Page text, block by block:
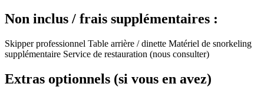
Non inclus / frais supplémentaires :
Skipper professionnel Table arrière / dinette Matériel de snorkeling
supplémentaire Service de restauration (nous consulter)
Extras optionnels (si vous en avez)